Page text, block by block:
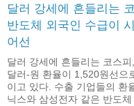
달러 강세에 흔들리는
반도체 외국인 수급이
어선
달러 강세에 흔들리는 코스
달러-원 환율이 1,520원선으
이고 있다. 수출 기업들의 환
닉스와 삼성전자 같은 반도